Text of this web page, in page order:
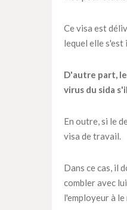
Ce visa est
lequel elle s'est
D'autre part,
virus du sida
En outre, si le
visa de travail.
Dans ce cas, il
combler avec
l'employeur à